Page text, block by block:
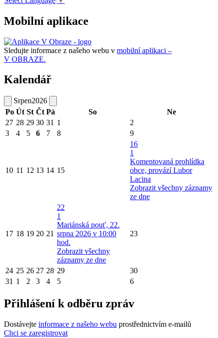
Mobilní aplikace
Sledujte informace z našeho webu v mobilní aplikaci –
V OBRAZE.
Kalendář
Srpen2026
Po Út St Čt Pá So
Ne
27 28 29 30 31 1
2
3
4 5 6 7 8 9
10 11 12 13 14 15
16
1
Komentovaná prohlídka
obce, provází Lubor
Lacina
Zobrazit všechny záznamy
ze dne
17 18 19 20 21
22
1
Mariánská pouť, 22.
srpna 2026 v 10:00
hod.
Zobrazit všechny
záznamy ze dne
23
24 25 26 27 28 29
30
31 1 2 3 4 5 6
Přihlášení k odběru zpráv
Dostávejte informace z našeho webu prostřednictvím e-mailů
Chci se zaregistrovat